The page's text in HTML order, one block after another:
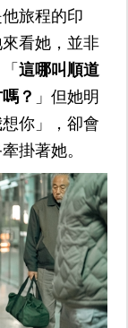
旅程的印
看她，並非
這哪叫順道
？ 」但她明
你」，卻會
掛著她。